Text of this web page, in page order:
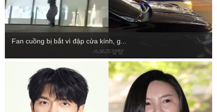
Fan cuồng bị bắt vì đập cửa kính, g...